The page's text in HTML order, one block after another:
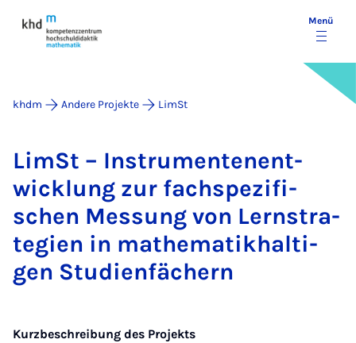
Menü
khdm Andere Projekte LimSt
LimSt – In­stru­men­ten­ent­
wick­lung zur fach­s­pe­zi­fi­
schen Mes­sung von Lern­stra­
te­gi­en in ma­the­ma­tik­hal­ti­
gen Stu­di­en­fä­chern
Kurzbeschreibung des Projekts